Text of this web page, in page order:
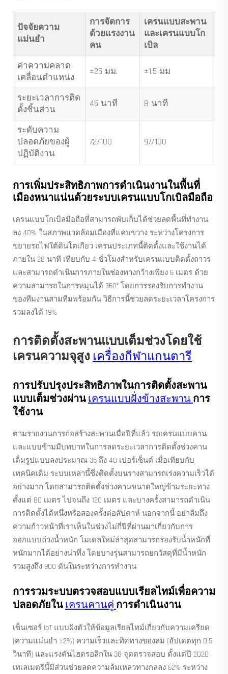
ปัจจัยความ
แม่นยำ
การจัดการ
ด้วยแรงงาน
คน
เครนแบบสะพาน
และเครนแบบโก
เบิล
ค่าความคลาด
เคลื่อนตำแหน่ง
±25 มม. ±1.5 มม
ระยะเวลาการติด
ตั้งชิ้นส่วน
45 นาที 8 นาที
ระดับความ
ปลอดภัยของผู้
ปฏิบัติงาน
72/100 97/100
การเพิ่มประสิทธิภาพการดำเนินงานในพื้นที่
เมืองหนาแน่นด้วยระบบเครนแบบโกเบิลมือถือ
เครนแบบโกเบิลมือถือที่สามารถพับเก็บได้ช่วยลดพื้นที่ทำงาน
ลง 40% ในสภาพแวดล้อมเมืองที่แคบขวาง ระหว่างโครงการ
ขยายรถไฟใต้ดินโตเกียว เครนประเภทนี้ติดตั้งและใช้งานได้
ภายใน 28 นาที เทียบกับ 4 ชั่วโมงสำหรับเครนแบบติดตั้งถาวร
และสามารถดำเนินการภายในช่องทางกว้างเพียง 6 เมตร ด้วย
ความสามารถในการหมุนได้ 360° โดยการรองรับการทำงาน
ของทีมงานสามทีมพร้อมกัน วิธีการนี้ช่วยลดระยะเวลาโครงการ
รวมลงได้ 19%
การติดตั้งสะพานแบบเต็มช่วงโดยใช้
เครนความจุสูง เครื่องกีฬาแกนตารี
การปรับปรุงประสิทธิภาพในการติดตั้งสะพาน
แบบเต็มช่วงผ่านเครนแบบฝั่งข้างสะพานการ
ใช้งาน
ตามรายงานการก่อสร้างสะพานเมื่อปีที่แล้ว รถเครนแบบคาน
และแบบข้ามมีบทบาทในการลดระยะเวลาการติดตั้งช่วงคาน
เต็มรูปแบบลงประมาณ 35 ถึง 40 เปอร์เซ็นต์ เมื่อเทียบกับ
เทคนิคเดิม ระบบเหล่านี้ซึ่งติดตั้งบนรางสามารถเร่งความเร็วได้
อย่างมาก โดยสามารถติดตั้งช่วงคานขนาดใหญ่ข้ามระยะทาง
ตั้งแต่ 80 เมตร ไปจนถึง 120 เมตร และบางครั้งสามารถดำเนิน
การติดตั้งได้หนึ่งหรือสองครั้งต่อสัปดาห์ นอกจากนี้ อย่าลืมถึง
ความก้าวหน้าที่เราเห็นในช่วงไม่กี่ปีที่ผ่านมาเกี่ยวกับการ
ออกแบบถ่วงน้ำหนัก โมเดลใหม่ล่าสุดสามารถรองรับน้ำหนักที่
หนักมากได้อย่างน่าทึ่ง โดยบางรุ่นสามารถยกวัสดุที่มีน้ำหนัก
รวมสูงถึง 900 ตันในระหว่างการทำงาน
การรวมระบบตรวจสอบแบบเรียลไทม์เพื่อความ
ปลอดภัยในเครนคานคู่ การดําเนินงาน
เซ็นเซอร์ IoT แบบฝังตัวให้ข้อมูลเรียลไทม์เกี่ยวกับความเครียด
(ความแม่นยำ ±2%) ความเร็วและทิศทางของลม (อัปเดตทุก 0.5
วินาที) และแรงดันไฮดรอลิกใน 38 จุดตรวจสอบ ตั้งแต่ปี 2020
เทเลเมตรีนี้มีส่วนช่วยลดความล้มเหลวทางกลลง 62% ระหว่าง